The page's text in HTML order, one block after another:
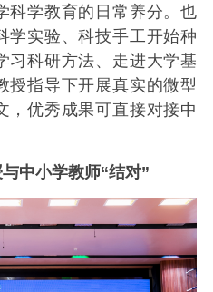
科学教育的日常养分。也
学实验、科技手工开始种
习科研方法、走进大学基
授指导下开展真实的微型
，优秀成果可直接对接中
中小学教师“结对”